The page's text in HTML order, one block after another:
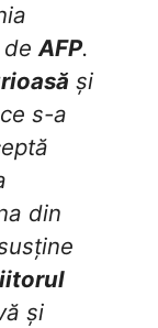
deAFP.
și
s-a
din
și